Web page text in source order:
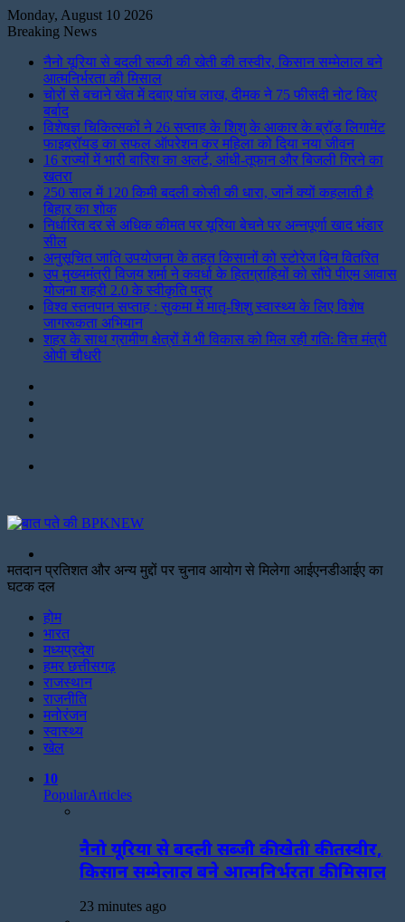
Monday, August 10 2026
Breaking News
नैनो यूरिया से बदली सब्जी की खेती की तस्वीर, किसान सम्मेलाल बने
आत्मनिर्भरता की मिसाल
चोरों से बचाने खेत में दबाए पांच लाख, दीमक ने 75 फीसदी नोट किए
बर्बाद
विशेषज्ञ चिकित्सकों ने 26 सप्ताह के शिशु के आकार के ब्रॉड लिगामेंट
फाइब्रॉयड का सफल ऑपरेशन कर महिला को दिया नया जीवन
16 राज्यों में भारी बारिश का अलर्ट, आंधी-तूफान और बिजली गिरने का
खतरा
250 साल में 120 किमी बदली कोसी की धारा, जानें क्यों कहलाती है
बिहार का शोक
निर्धारित दर से अधिक कीमत पर यूरिया बेचने पर अन्नपूर्णा खाद भंडार
सील
अनुसूचित जाति उपयोजना के तहत किसानों को स्टोरेज बिन वितरित
उप मुख्यमंत्री विजय शर्मा ने कवर्धा के हितग्राहियों को सौंपे पीएम आवास
योजना शहरी 2.0 के स्वीकृति पत्र
विश्व स्तनपान सप्ताह : सुकमा में मातृ-शिशु स्वास्थ्य के लिए विशेष
जागरूकता अभियान
शहर के साथ ग्रामीण क्षेत्रों में भी विकास को मिल रही गति: वित्त मंत्री
ओपी चौधरी
for
मतदान प्रतिशत और अन्य मुद्दों पर चुनाव आयोग से मिलेगा आईएनडीआईए का
घटक दल
होम
भारत
मध्यप्रदेश
हमर छत्तीसगढ़
राजस्थान
राजनीति
मनोरंजन
स्वास्थ्य
खेल
10
PopularArticles
नैनो यूरिया से बदली सब्जी की खेती की तस्वीर,
किसान सम्मेलाल बने आत्मनिर्भरता की मिसाल
23 minutes ago